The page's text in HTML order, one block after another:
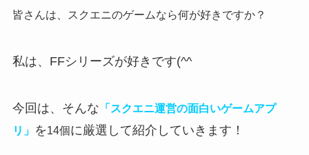
皆さんは、スクエニのゲームなら何が好きですか？
私は、FFシリーズが好きです(^^
今回は、そんな 「スクエニ運営の面白いゲームアプ
リ」 を14個に厳選して紹介していきます！